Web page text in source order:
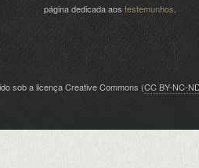
página dedicada aos testemunhos
sob a licença Creative Commons (CC BY-NC-